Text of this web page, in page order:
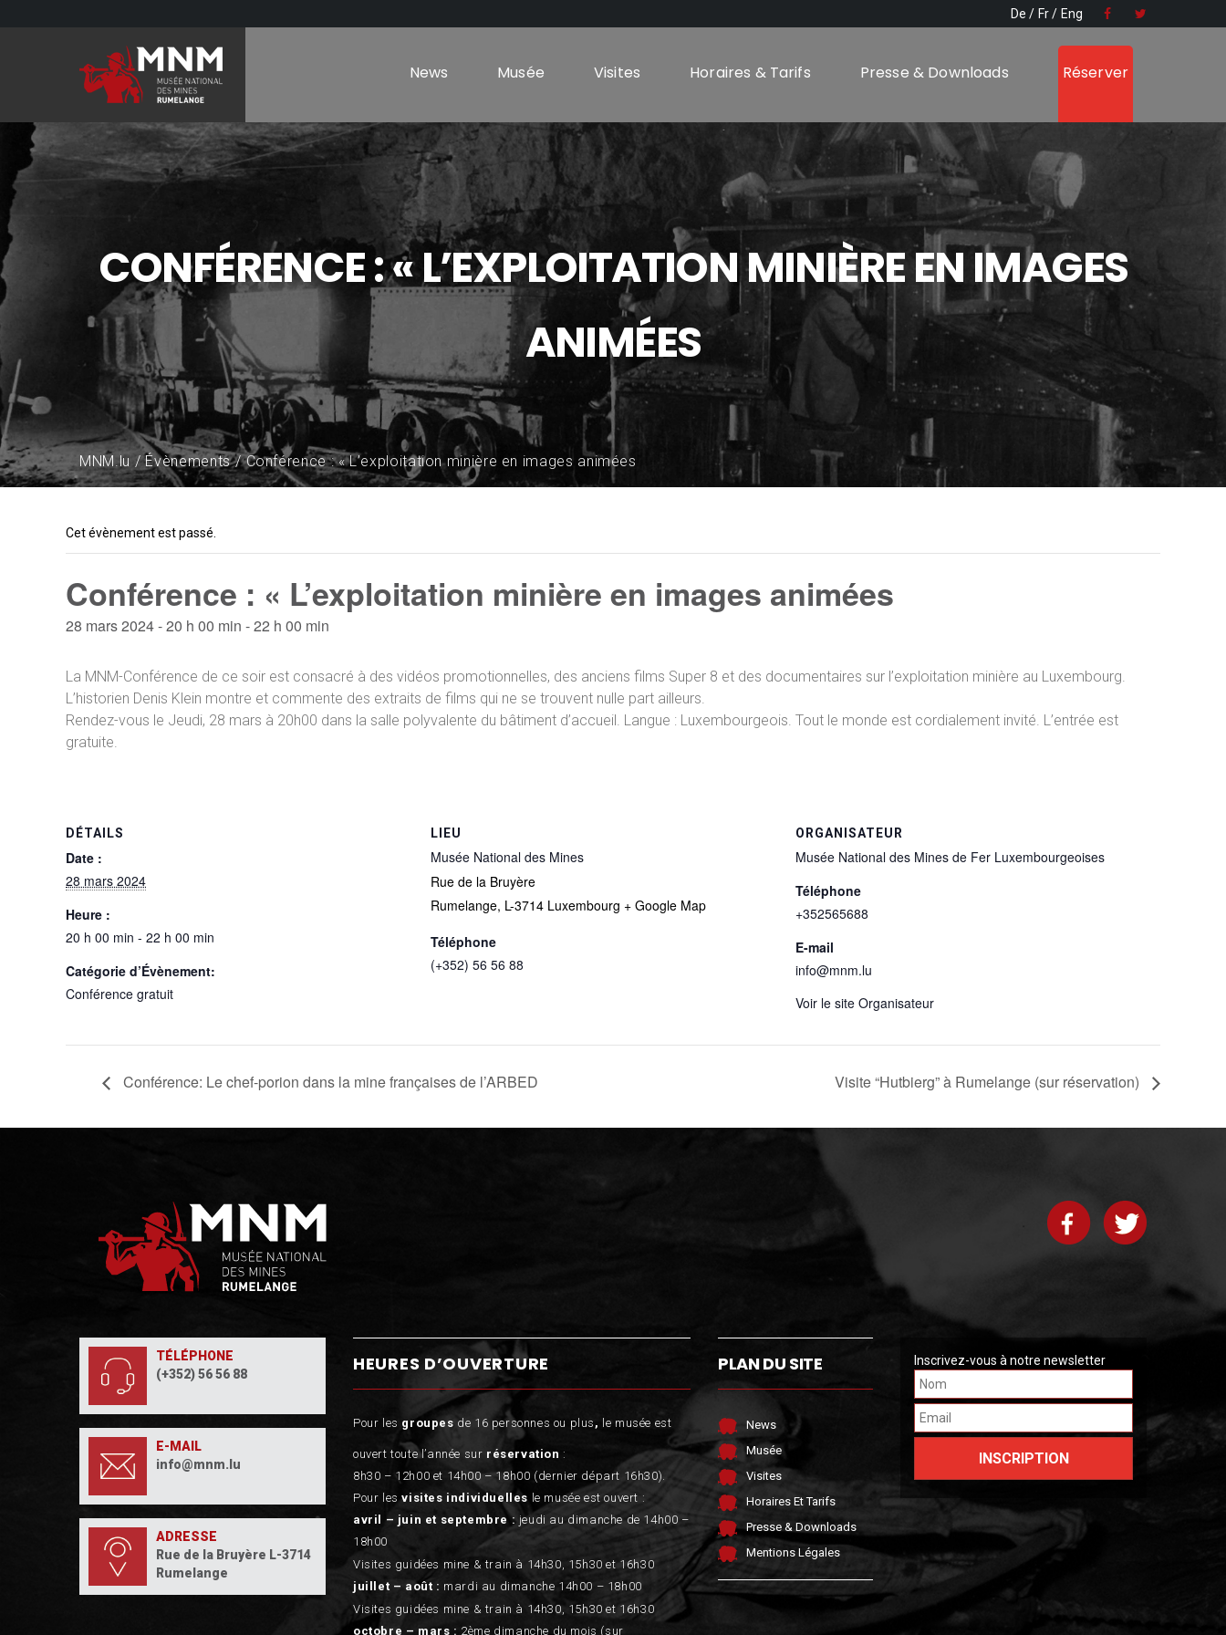
De Fr Eng
News Musée Visites Horaires & Tarifs Presse & Downloads Réserver
CONFÉRENCE : « L’EXPLOITATION MINIÈRE EN IMAGES
ANIMÉES
MNM.lu Évènements Conférence : « L’exploitation minière en images animées
Cet évènement est passé.
Conférence : « L’exploitation minière en images animées
28 mars 2024 - 20 h 00 min -22 h 00 min
La MNM-Conférence de ce soir est consacré à des vidéos promotionnelles, des anciens films Super 8 et des documentaires sur l’exploitation minière au Luxembourg.
L’historien Denis Klein montre et commente des extraits de films qui ne se trouvent nulle part ailleurs.
Rendez-vous le Jeudi, 28 mars à 20h00 dans la salle polyvalente du bâtiment d’accueil. Langue : Luxembourgeois. Tout le monde est cordialement invité. L’entrée est
gratuite.
DÉTAILS
Date :
28 mars 2024
Heure :
20 h 00 min - 22 h 00 min
Catégorie d’Évènement:
Conférence gratuit
LIEU
Musée National des Mines
Rue de la Bruyère
Rumelange, L-3714 Luxembourg + Google Map
Téléphone
(+352) 56 56 88
ORGANISATEUR
Musée National des Mines de Fer Luxembourgeoises
Téléphone
+352565688
E-mail
info@mnm.lu
Voir le site Organisateur
Conférence: Le chef-porion dans la mine françaises de l’ARBED Visite “Hutbierg” à Rumelange (sur réservation)
TÉLÉPHONE
(+352) 56 56 88
E-MAIL
info@mnm.lu
ADRESSE
Rue de la Bruyère L-3714
Rumelange
HEURES D’OUVERTURE
Pour les groupes de 16 personnes ou plus , le musée est
ouvert toute l’année sur réservation :
8h30 – 12h00 et 14h00 – 18h00 (dernier départ 16h30).
Pour lesvisites individuelles le musée est ouvert :
avril – juin et septembre : jeudi au dimanche de 14h00 –
18h00
Visites guidées mine & train à 14h30, 15h30 et 16h30
juillet – août : mardi au dimanche 14h00 – 18h00
Visites guidées mine & train à 14h30, 15h30 et 16h30
octobre – mars : 2ème dimanche du mois (sur
PLAN DU SITE
News
Musée
Visites
Horaires Et Tarifs
Presse & Downloads
Mentions Légales
Inscrivez-vous à notre newsletter